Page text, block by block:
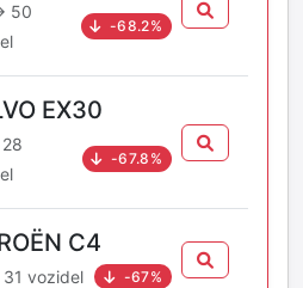
50
-68.2%
EX30
-67.8%
C4
vozidel -67%